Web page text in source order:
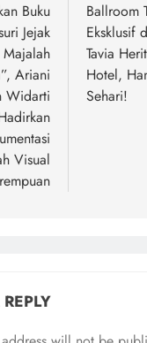
Buku
Jejak
Majalah
Ariani
Widarti
Visual
Ballroom
Eksklusif
Tavia
Hotel,
Sehari!